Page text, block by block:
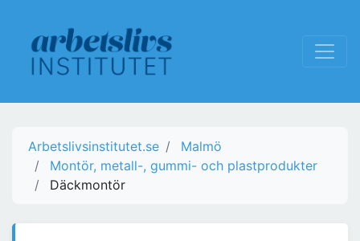
Arbetslivsinstitutet.se
Malmö
Montör, metall-, gummi- och plastprodukter
Däckmontör